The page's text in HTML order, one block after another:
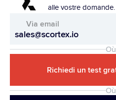
alle vostre domande.
Via email
sales@scortex.io
Où
Richiedi un test
Où